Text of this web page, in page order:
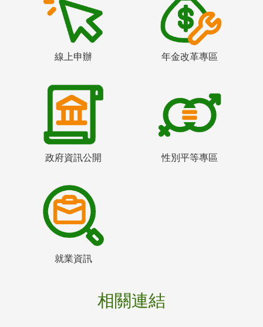
線上申辦 年金改革專區
政府資訊公開 性別平等專區
就業資訊
相關連結